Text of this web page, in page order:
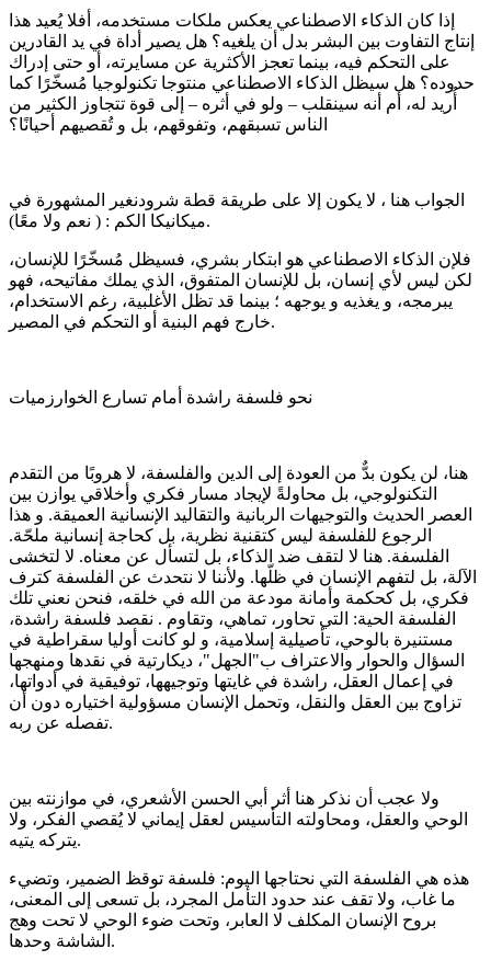
إذا كان الذكاء الاصطناعي يعكس ملكات مستخدمه، أفلا يُعيد هذا
إنتاج التفاوت بين البشر بدل أن يلغيه؟ هل يصير أداة في يد القادرين
على التحكم فيه، بينما تعجز الأكثرية عن مسايرته، أو حتى إدراك
حدوده؟ هل سيظل الذكاء الاصطناعي منتوجا تكنولوجيا مُسخّرًا كما
أُريد له، أم أنه سينقلب – ولو في أثره – إلى قوة تتجاوز الكثير من
الناس تسبقهم، وتفوقهم، بل و تُقصيهم أحيانًا؟
الجواب هنا ، لا يكون إلا على طريقة قطة شرودنغير المشهورة في
ميكانيكا الكم : ( نعم ولا معًا).
فلإن الذكاء الاصطناعي هو ابتكار بشري، فسيظل مُسخّرًا للإنسان،
لكن ليس لأي إنسان، بل للإنسان المتفوق، الذي يملك مفاتيحه، فهو
يبرمجه، و يغذيه و يوجهه ؛ بينما قد تظل الأغلبية، رغم الاستخدام،
خارج فهم البنية أو التحكم في المصير.
نحو فلسفة راشدة أمام تسارع الخوارزميات
هنا، لن يكون بدٌّ من العودة إلى الدين والفلسفة، لا هروبًا من التقدم
التكنولوجي، بل محاولةً لإيجاد مسار فكري وأخلاقي يوازن بين
العصر الحديث والتوجيهات الربانية والتقاليد الإنسانية العميقة. و هذا
الرجوع للفلسفة ليس كتقنية نظرية، بل كحاجة إنسانية ملحّة.
الفلسفة. هنا لا لتقف ضد الذكاء، بل لتسأل عن معناه. لا لتخشى
الآلة، بل لتفهم الإنسان في ظلّها. ولأننا لا نتحدث عن الفلسفة كترف
فكري، بل كحكمة وأمانة مودعة من الله في خلقه، فنحن نعني تلك
الفلسفة الحية: التي تحاور، تماهي، وتقاوم . نقصد فلسفة راشدة،
مستنيرة بالوحي، تأصيلية إسلامية، و لو كانت أوليا سقراطية في
السؤال والحوار والاعتراف ب"الجهل"، ديكارتية في نقدها ومنهجها
في إعمال العقل، راشدة في غايتها وتوجيهها، توفيقية في أدواتها،
تزاوج بين العقل والنقل، وتحمل الإنسان مسؤولية اختياره دون أن
تفصله عن ربه.
ولا عجب أن نذكر هنا أثر أبي الحسن الأشعري، في موازنته بين
الوحي والعقل، ومحاولته التأسيس لعقل إيماني لا يُقصي الفكر، ولا
يتركه يتيه.
هذه هي الفلسفة التي نحتاجها اليوم: فلسفة توقظ الضمير، وتضيء
ما غاب، ولا تقف عند حدود التأمل المجرد، بل تسعى إلى المعنى،
بروح الإنسان المكلف لا العابر، وتحت ضوء الوحي لا تحت وهج
الشاشة وحدها.